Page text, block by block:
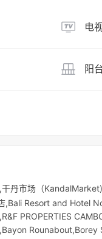
电
阳
丹市场（
,Bali Resort and Hotel
PROPERTIES
Rounabout,Borey